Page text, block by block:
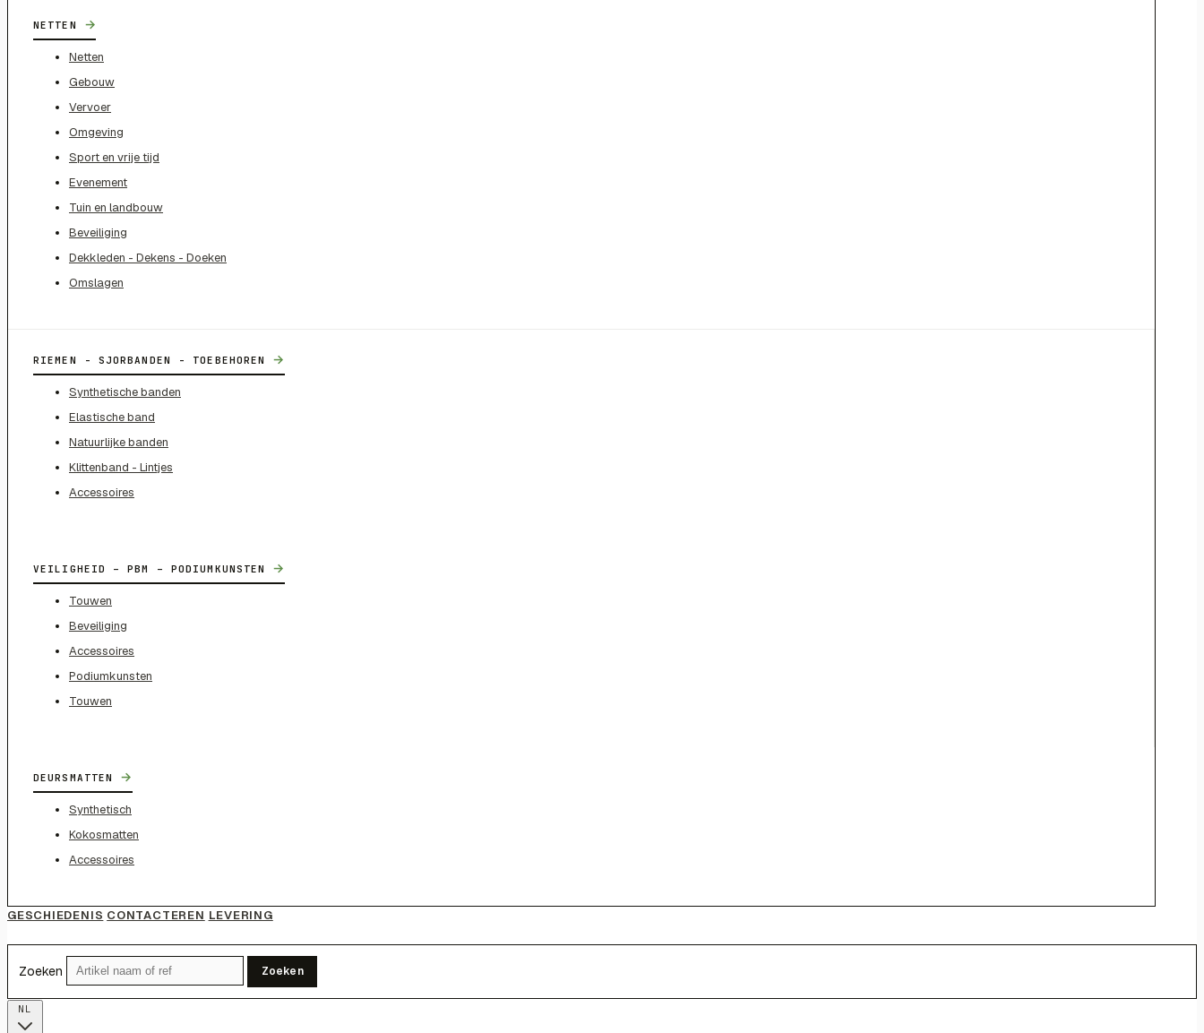
NETTEN →
Netten
Gebouw
Vervoer
Omgeving
Sport en vrije tijd
Evenement
Tuin en landbouw
Beveiliging
Dekkleden - Dekens - Doeken
Omslagen
RIEMEN - SJORBANDEN - TOEBEHOREN →
Synthetische banden
Elastische band
Natuurlijke banden
Klittenband - Lintjes
Accessoires
VEILIGHEID – PBM – PODIUMKUNSTEN →
Touwen
Beveiliging
Accessoires
Podiumkunsten
Touwen
DEURSMATTEN →
Synthetisch
Kokosmatten
Accessoires
GESCHIEDENIS CONTACTEREN LEVERING
Zoeken Zoeken